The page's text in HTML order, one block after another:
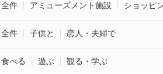
全件 アミューズメント施設 ショッピ
全件 子供と 恋人・夫婦で
食べる 遊ぶ 観る・学ぶ